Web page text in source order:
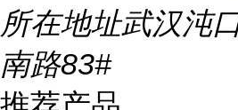
所在地址武汉沌
南路83#